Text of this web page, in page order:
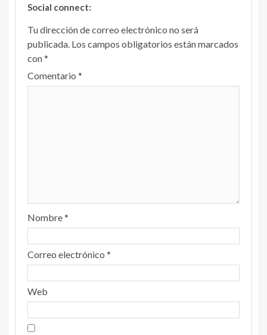
Social connect:
Tu dirección de correo electrónico no será
publicada. Los campos obligatorios están marcados
con*
Comentario *
Nombre*
Correo electrónico *
Web